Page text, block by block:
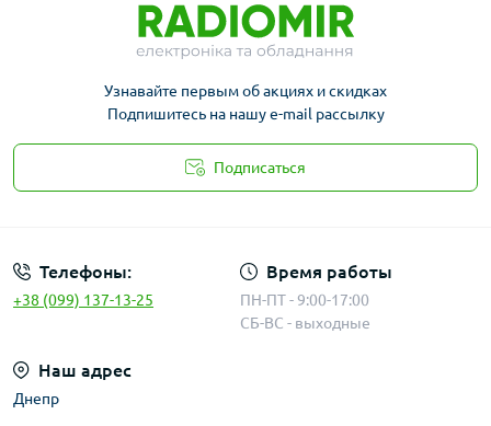
Узнавайте первым об акциях и скидках
Подпишитесь на нашу e-mail рассылку
Подписаться
Телефоны:
+38 (099) 137-13-25
Время работы
ПН-ПТ - 9:00-17:00
СБ-ВС - выходные
Наш адрес
Днепр